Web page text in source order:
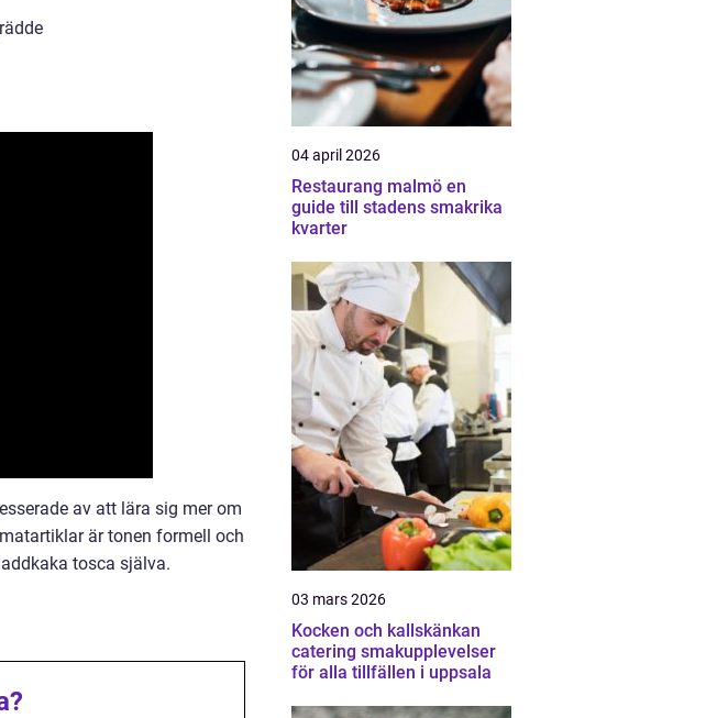
av att lära sig mer om
är tonen formell och
tosca själva.
04 april 2026
Restaurang malmö en
guide till stadens smakrika
kvarter
03 mars 2026
Kocken och kallskänkan
catering smakupplevelser
för alla tillfällen i uppsala